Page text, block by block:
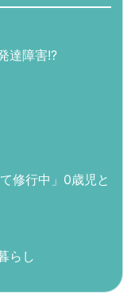
達障害!?
修行中」0歳児と
らし